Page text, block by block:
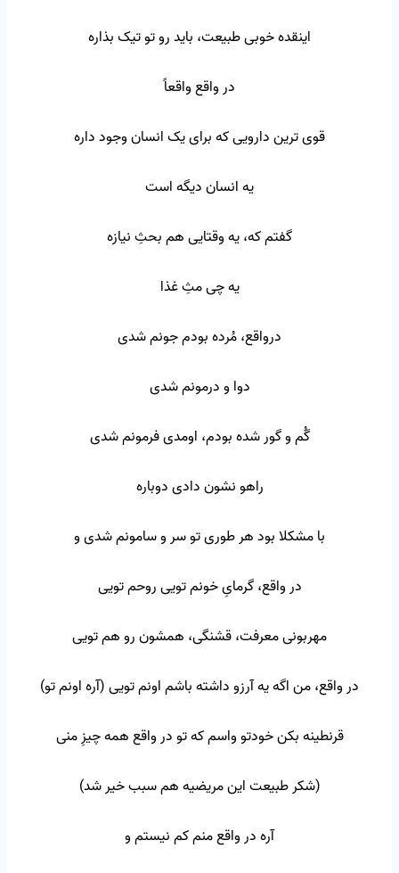
اینقده خوبی طبیعت، باید رو تو تیک بذاره
در واقع واقعاً
قوی ترین دارویی که برای یک انسان وجود داره
یه انسان دیگه است
گفتم که، یه وقتایی هم بحثِ نیازه
یه چی مثِ غذا
درواقع، مُرده بودم جونم شدی
دوا و درمونم شدی
گُم و گور شده بودم، اومدی فرمونم شدی
راهو نشون دادی دوباره
با مشکلا بود هر طوری تو سر و سامونم شدی و
در واقع، گرمایِ خونم تویی روحم تویی
مهربونی معرفت، قشنگی، همشون رو هم تویی
در واقع، من اگه یه آرزو داشته باشم اونم تویی (آره اونم تو)
قرنطینه بکن خودتو واسم که تو در واقع همه چیزِ منی
(شکر طبیعت این مریضیه هم سبب خیر شد)
آره در واقع منم کم نیستم و